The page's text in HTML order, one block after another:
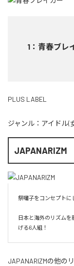
1 ： 青春ブレ
PLUS LABEL
ジャンル： アイドル(
JAPANARIZM
祭囃子をコンセプトに
日本と海外のリズム
げる6人組！
JAPANARIZMの他の